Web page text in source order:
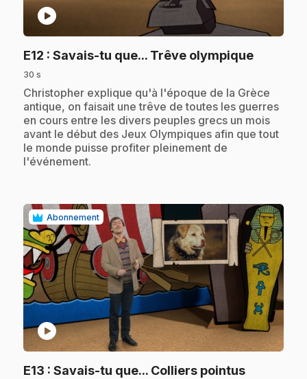
play_circle
E12 : Savais-tu que... Trêve olympique.
30 s
.Christopher explique qu'à l'époque de la Grèce
antique, on faisait une trêve de toutes les guerres
en cours entre les divers peuples grecs un mois
avant le début des Jeux Olympiques afin que tout
le monde puisse profiter pleinement de
l'événement.
Abonnement
play_circle
E13 : Savais-tu que... Colliers pointus.